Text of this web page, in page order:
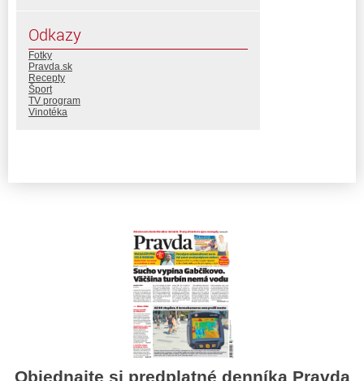
Odkazy
Fotky
Pravda.sk
Recepty
Šport
TV program
Vinotéka
Objednajte si predplatné denníka Pravda